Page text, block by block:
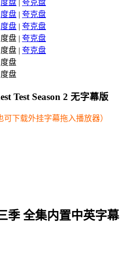
度盘 | 夸克盘
度盘 | 夸克盘
度盘 | 夸克盘
盘 | 夸克盘
盘 | 夸克盘
盘
盘
Test Season 2 无字幕版
下载外挂字幕拖入播放器）
季 全集内置中英字幕